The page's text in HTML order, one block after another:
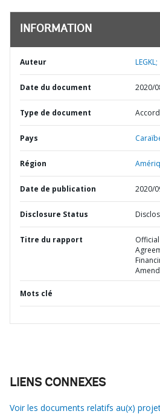
INFORMATION
Auteur LEGKL;
Date du document 2020/
Type de document
Pays
Région
Date de publication 2020/
Disclosure Status
Titre du rapport
Mots clé
LIENS CONNEXES
Voir les documents relatifs au(x)